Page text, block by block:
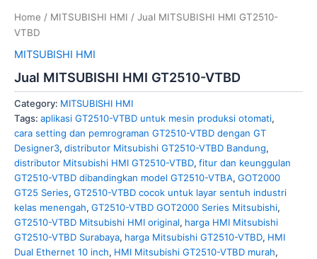
Home / MITSUBISHI HMI / Jual MITSUBISHI HMI GT2510-
VTBD
MITSUBISHI HMI
Jual MITSUBISHI HMI GT2510-VTBD
Category: MITSUBISHI HMI
Tags: aplikasi GT2510-VTBD untuk mesin produksi otomati,
cara setting dan pemrograman GT2510-VTBD dengan GT
Designer3, distributor Mitsubishi GT2510-VTBD Bandung,
distributor Mitsubishi HMI GT2510-VTBD, fitur dan keunggulan
GT2510-VTBD dibandingkan model GT2510-VTBA, GOT2000
GT25 Series, GT2510-VTBD cocok untuk layar sentuh industri
kelas menengah, GT2510-VTBD GOT2000 Series Mitsubishi,
GT2510-VTBD Mitsubishi HMI original, harga HMI Mitsubishi
GT2510-VTBD Surabaya, harga Mitsubishi GT2510-VTBD, HMI
Dual Ethernet 10 inch, HMI Mitsubishi GT2510-VTBD murah,